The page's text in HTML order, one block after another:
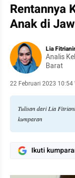
Rentannya
Anak di
Lia
Analis
Barat
22 Februari 2023 10:54
Tulisan dari Lia
kumparan
Ikuti